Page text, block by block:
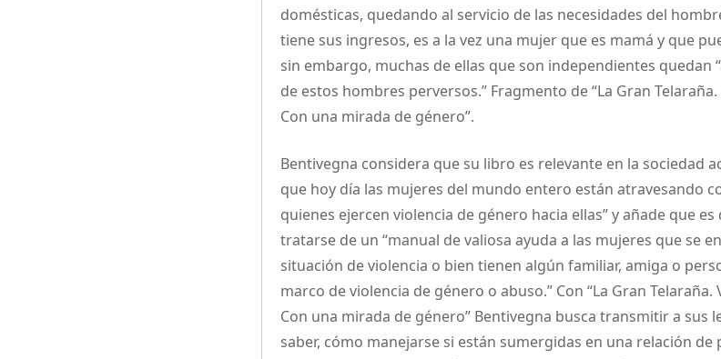
domésticas, quedando al servicio de las necesidades del
tiene sus ingresos, es a la vez una mujer que es mamá y que
sin embargo, muchas de ellas que son independientes quedan
de estos hombres perversos.” Fragmento de “La Gran
Con una mirada de género”.
Bentivegna considera que su libro es relevante en la sociedad
que hoy día las mujeres del mundo entero están atravesando
quienes ejercen violencia de género hacia ellas” y añade que
tratarse de un “manual de valiosa ayuda a las mujeres que se
situación de violencia o bien tienen algún familiar, amiga o
marco de violencia de género o abuso.” Con “La Gran
Con una mirada de género” Bentivegna busca transmitir a sus
saber, cómo manejarse si están sumergidas en una relación de